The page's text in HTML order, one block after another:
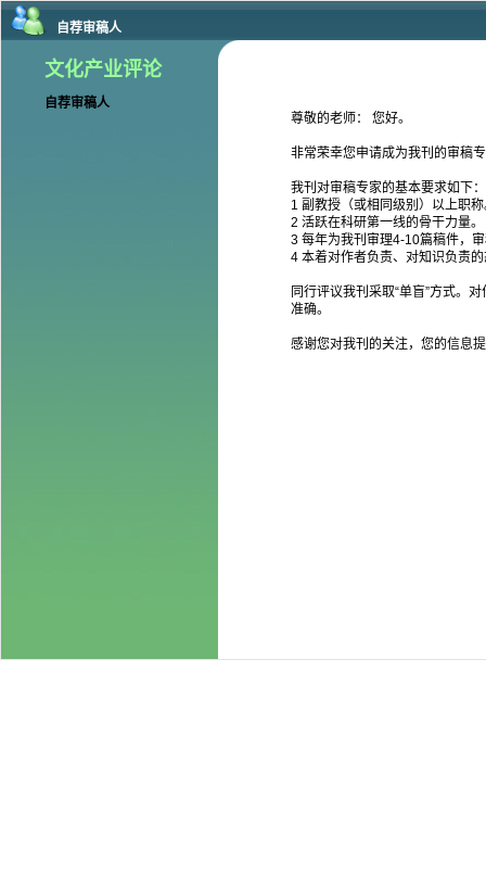
自荐审稿人
文化产业评论
自荐审稿人
尊敬的老师： 您好。
非常荣幸您申请成为我刊的审稿
我刊对审稿专家的基本要求如下：
1 副教授（或相同级别）以上职
2 活跃在科研第一线的骨干力量。
3 每年为我刊审理4-10篇稿件，
4 本着对作者负责、对知识负责
同行评议我刊采取“单盲”方式。
准确。
感谢您对我刊的关注，您的信